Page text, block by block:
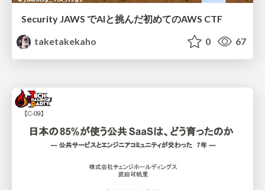
Security JAWS でAIと挑んだ初めてのAWS CTF
taketakekaho
0 67